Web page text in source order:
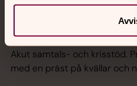
Akut samtals- och krisstöd.
med en präst på kvällar och